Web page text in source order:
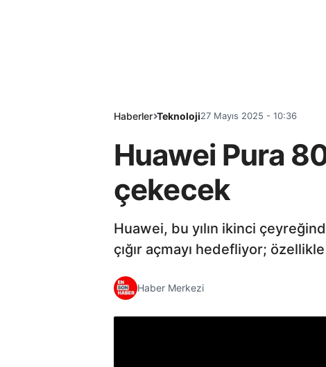
Haberler Teknoloji27 Mayıs 2025 - 10:36
Huawei Pura
çekecek
Huawei, bu yılın ikinci
çığır açmayı hedefliyor;
Haber Merkezi